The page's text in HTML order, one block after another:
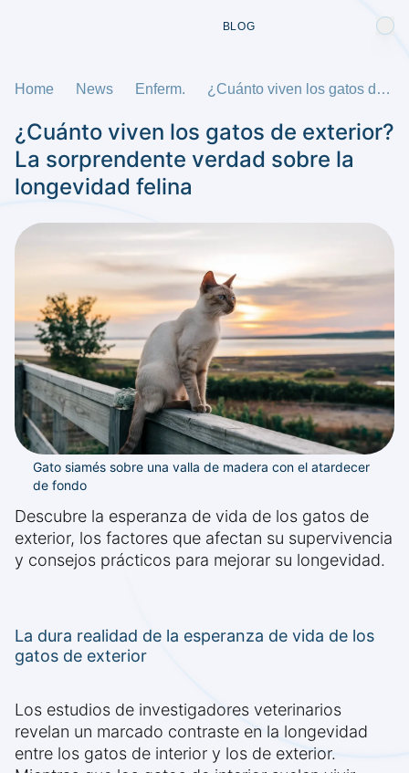
BLOG
Home News Enferm. ¿Cuánto viven los gatos de exterior? La sorprendente verdad sobre la longevidad felina
¿Cuánto viven los gatos de exterior?
La sorprendente verdad sobre la
longevidad felina
Gato siamés sobre una valla de madera con el atardecer
de fondo
Descubre la esperanza de vida de los gatos de
exterior, los factores que afectan su supervivencia
y consejos prácticos para mejorar su longevidad.
La dura realidad de la esperanza de vida de los
gatos de exterior
Los estudios de investigadores veterinarios
revelan un marcado contraste en la longevidad
entre los gatos de interior y los de exterior.